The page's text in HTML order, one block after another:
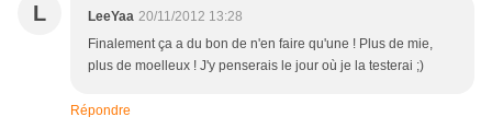
L LeeYaa 20/11/2012 13:28
Finalement ça a du bon de n'en faire qu'une ! Plus de mie,
plus de moelleux ! J'y penserais le jour où je la testerai ;)
Répondre